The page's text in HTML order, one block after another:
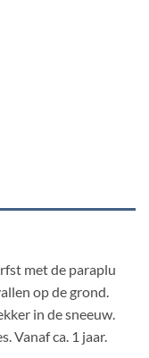
met de paraplu
op de grond.
in de sneeuw.
Vanaf ca. 1 jaar.